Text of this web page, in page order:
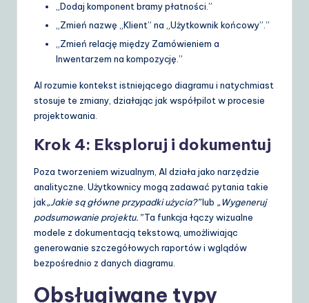
„Dodaj komponent bramy płatności.”
„Zmień nazwę „Klient” na „Użytkownik końcowy”.”
„Zmień relację między Zamówieniem a
Inwentarzem na kompozycję.”
AI rozumie kontekst istniejącego diagramu i natychmiast
stosuje te zmiany, działając jak współpilot w procesie
projektowania.
Krok 4: Eksploruj i dokumentuj
Poza tworzeniem wizualnym, AI działa jako narzędzie
analityczne. Użytkownicy mogą zadawać pytania takie
jak„Jakie są główne przypadki użycia?”lub „Wygeneruj
podsumowanie projektu.”Ta funkcja łączy wizualne
modele z dokumentacją tekstową, umożliwiając
generowanie szczegółowych raportów i wglądów
bezpośrednio z danych diagramu.
Obsługiwane typy